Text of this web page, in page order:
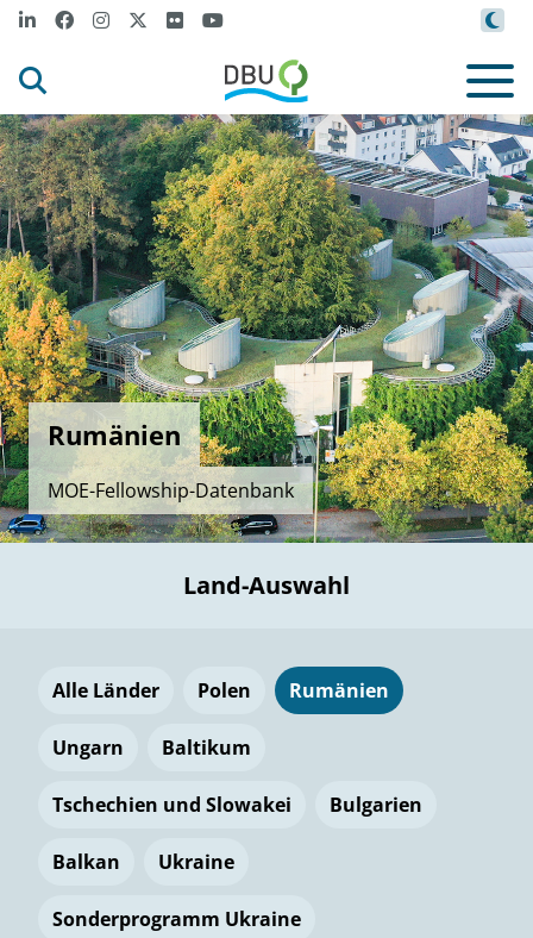
Rumänien
MOE-Fellowship-Datenbank
Land-Auswahl
Alle Länder Polen Rumänien
Ungarn Baltikum
Tschechien und Slowakei Bulgarien
Balkan Ukraine
Sonderprogramm Ukraine